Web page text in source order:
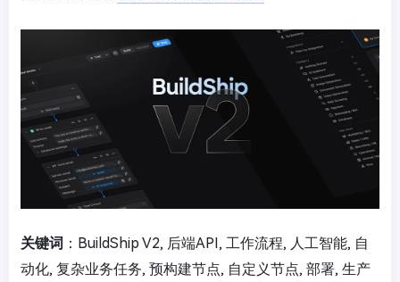
关键词 ：BuildShip V2, 后端API, 工作流程, 人工智能, 自
动化, 复杂业务任务, 预构建节点, 自定义节点, 部署, 生产